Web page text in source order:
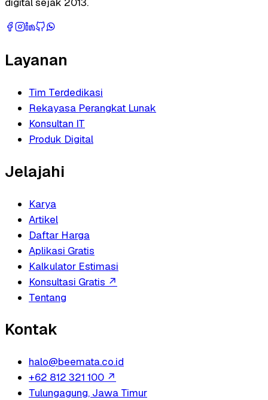
Layanan
Tim Terdedikasi
Rekayasa Perangkat Lunak
Konsultan IT
Produk Digital
Jelajahi
Karya
Artikel
Daftar Harga
Aplikasi Gratis
Kalkulator Estimasi
Konsultasi Gratis ↗
Tentang
Kontak
halo@beemata.co.id
+62 812 321 100 ↗
Tulungagung, Jawa Timur